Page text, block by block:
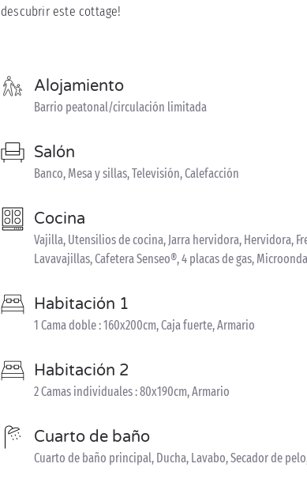
descubrir este cottage!
Alojamiento
Barrio peatonal/circulación limitada
Salón
Banco, Mesa y sillas, Televisión, Calefacción
Cocina
Vajilla, Utensilios de cocina, Jarra hervidora, Hervidora,
Lavavajillas, Cafetera Senseo®, 4 placas de gas,
Habitación 1
1 Cama doble : 160x200cm, Caja fuerte, Armario
Habitación 2
2 Camas individuales : 80x190cm, Armario
Cuarto de baño
Cuarto de baño principal, Ducha, Lavabo, Secador de